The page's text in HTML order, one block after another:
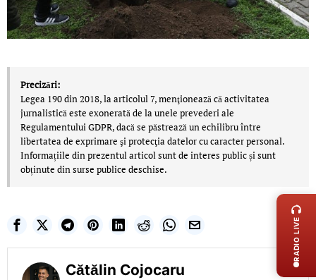
Precizări:
Legea 190 din 2018, la articolul 7, menţionează că activitatea
jurnalistică este exonerată de la unele prevederi ale
Regulamentului GDPR, dacă se păstrează un echilibru între
libertatea de exprimare şi protecţia datelor cu caracter personal.
Informațiile din prezentul articol sunt de interes public și sunt
obținute din surse publice deschise.
Cătălin Cojocaru
RADIO LIVE